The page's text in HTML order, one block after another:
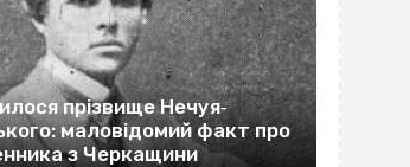
прізвище Нечуя‐
маловідомий факт про
з Черкащини